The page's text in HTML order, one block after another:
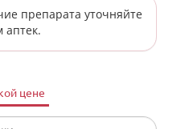
препарата уточняйте
аптек.
цене